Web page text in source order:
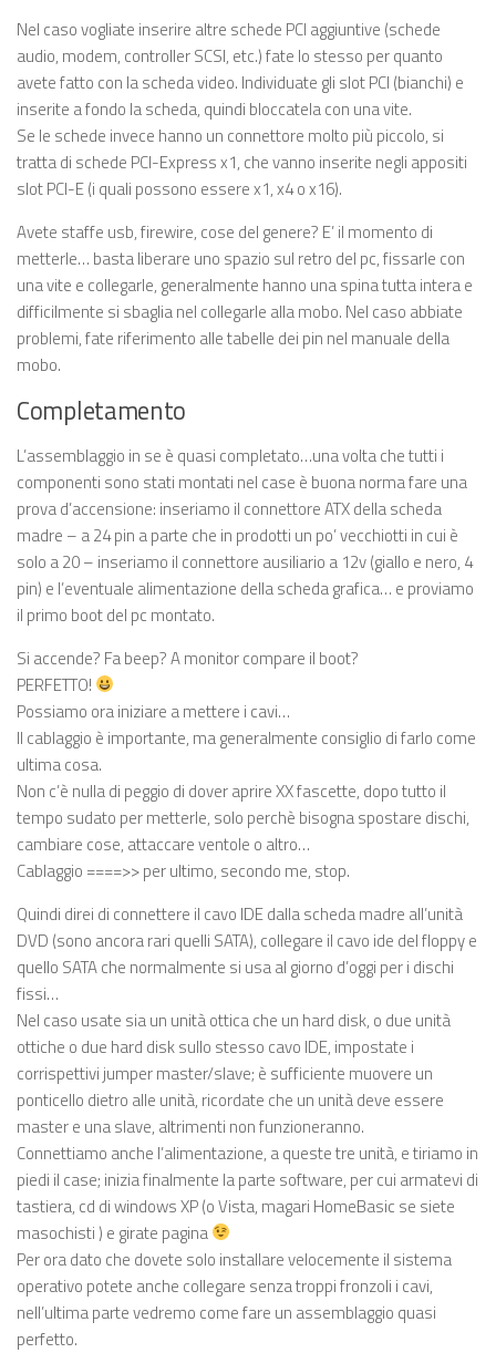
Nel caso vogliate inserire altre schede PCI aggiuntive (schede
audio, modem, controller SCSI, etc.) fate lo stesso per quanto
avete fatto con la scheda video. Individuate gli slot PCI (bianchi) e
inserite a fondo la scheda, quindi bloccatela con una vite.
Se le schede invece hanno un connettore molto più piccolo, si
tratta di schede PCI-Express x1, che vanno inserite negli appositi
slot PCI-E (i quali possono essere x1, x4 o x16).
Avete staffe usb, firewire, cose del genere? E’ il momento di
metterle… basta liberare uno spazio sul retro del pc, fissarle con
una vite e collegarle, generalmente hanno una spina tutta intera e
difficilmente si sbaglia nel collegarle alla mobo. Nel caso abbiate
problemi, fate riferimento alle tabelle dei pin nel manuale della
mobo.
Completamento
L’assemblaggio in se è quasi completato…una volta che tutti i
componenti sono stati montati nel case è buona norma fare una
prova d’accensione: inseriamo il connettore ATX della scheda
madre – a 24 pin a parte che in prodotti un po’ vecchiotti in cui è
solo a 20 – inseriamo il connettore ausiliario a 12v (giallo e nero, 4
pin) e l’eventuale alimentazione della scheda grafica… e proviamo
il primo boot del pc montato.
Si accende? Fa beep? A monitor compare il boot?
PERFETTO!
Possiamo ora iniziare a mettere i cavi…
Il cablaggio è importante, ma generalmente consiglio di farlo come
ultima cosa.
Non c’è nulla di peggio di dover aprire XX fascette, dopo tutto il
tempo sudato per metterle, solo perchè bisogna spostare dischi,
cambiare cose, attaccare ventole o altro…
Cablaggio ====>> per ultimo, secondo me, stop.
Quindi direi di connettere il cavo IDE dalla scheda madre all’unità
DVD (sono ancora rari quelli SATA), collegare il cavo ide del floppy e
quello SATA che normalmente si usa al giorno d’oggi per i dischi
fissi…
Nel caso usate sia un unità ottica che un hard disk, o due unità
ottiche o due hard disk sullo stesso cavo IDE, impostate i
corrispettivi jumper master/slave; è sufficiente muovere un
ponticello dietro alle unità, ricordate che un unità deve essere
master e una slave, altrimenti non funzioneranno.
Connettiamo anche l’alimentazione, a queste tre unità, e tiriamo in
piedi il case; inizia finalmente la parte software, per cui armatevi di
tastiera, cd di windows XP (o Vista, magari HomeBasic se siete
masochisti ) e girate pagina
Per ora dato che dovete solo installare velocemente il sistema
operativo potete anche collegare senza troppi fronzoli i cavi,
nell’ultima parte vedremo come fare un assemblaggio quasi
perfetto.